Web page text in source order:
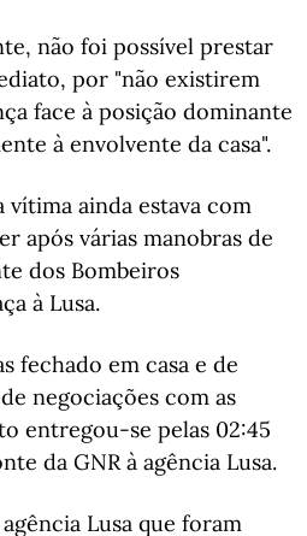
não foi possível prestar
por "não existirem
face à posição dominante
à envolvente da casa".
vítima ainda estava com
após várias manobras de
dos Bombeiros
à Lusa.
fechado em casa e de
negociações com as
entregou-se pelas 02:45
da GNR à agência Lusa.
Lusa que foram